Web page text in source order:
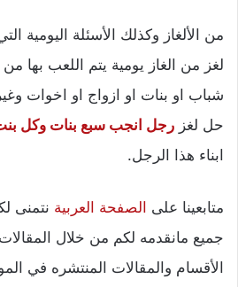
من الألغاز وكذلك الأسئلة اليومية
لغز من الغاز يومية يتم اللعب بها
شباب او بنات او ازواج او اخوات
حل لغز رجل انجب سبع بنات وكل
ابناء هذا الرجل.
متابعينا على الصفحة العربية نتمنى
جميع مانقدمه لكم من خلال
الأقسام والمقالات المنتشره في